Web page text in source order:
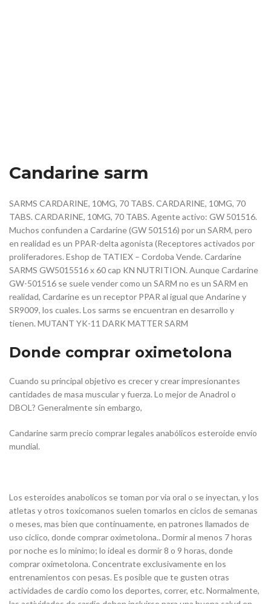
Candarine sarm
SARMS CARDARINE, 10MG, 70 TABS. CARDARINE, 10MG, 70
TABS. CARDARINE, 10MG, 70 TABS. Agente activo: GW 501516.
Muchos confunden a Cardarine (GW 501516) por un SARM, pero
en realidad es un PPAR-delta agonista (Receptores activados por
proliferadores. Eshop de TATIEX – Cordoba Vende. Cardarine
SARMS GW5015516 x 60 cap KN NUTRITION. Aunque Cardarine
GW-501516 se suele vender como un SARM no es un SARM en
realidad, Cardarine es un receptor PPAR al igual que Andarine y
SR9009, los cuales. Los sarms se encuentran en desarrollo y
tienen. MUTANT YK-11 DARK MATTER SARM
Donde comprar oximetolona
Cuando su principal objetivo es crecer y crear impresionantes
cantidades de masa muscular y fuerza. Lo mejor de Anadrol o
DBOL? Generalmente sin embargo,
Candarine sarm precio comprar legales anabólicos esteroide envío
mundial.
Los esteroides anabolicos se toman por via oral o se inyectan, y los
atletas y otros toxicomanos suelen tomarlos en ciclos de semanas
o meses, mas bien que continuamente, en patrones llamados de
uso ciclico, donde comprar oximetolona.. Dormir al menos 7 horas
por noche es lo minimo; lo ideal es dormir 8 o 9 horas, donde
comprar oximetolona. Concentrate exclusivamente en los
entrenamientos con pesas. Es posible que te gusten otras
actividades de cardio como los deportes, correr, etc. Normalmente,